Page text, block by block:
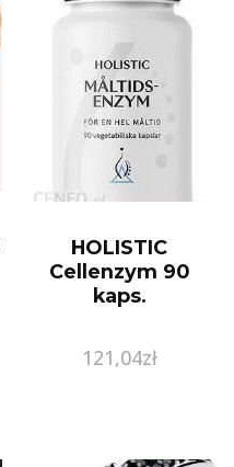
HOLISTIC
Cellenzym 90
kaps.
121,04zł